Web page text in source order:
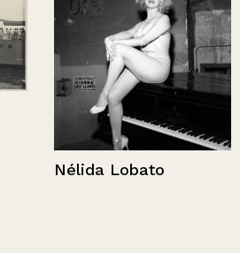
Nélida Lobato